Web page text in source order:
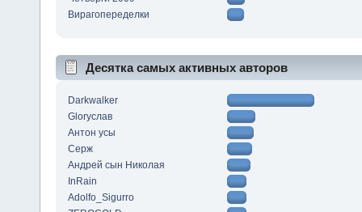
Вирагопеределки
Десятка самых активных авторов
Darkwalker
Gloryслав
Антон усы
Серж
Андрей сын Николая
InRain
Adolfo_Sigurro